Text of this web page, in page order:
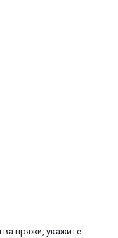
пряжи, укажите